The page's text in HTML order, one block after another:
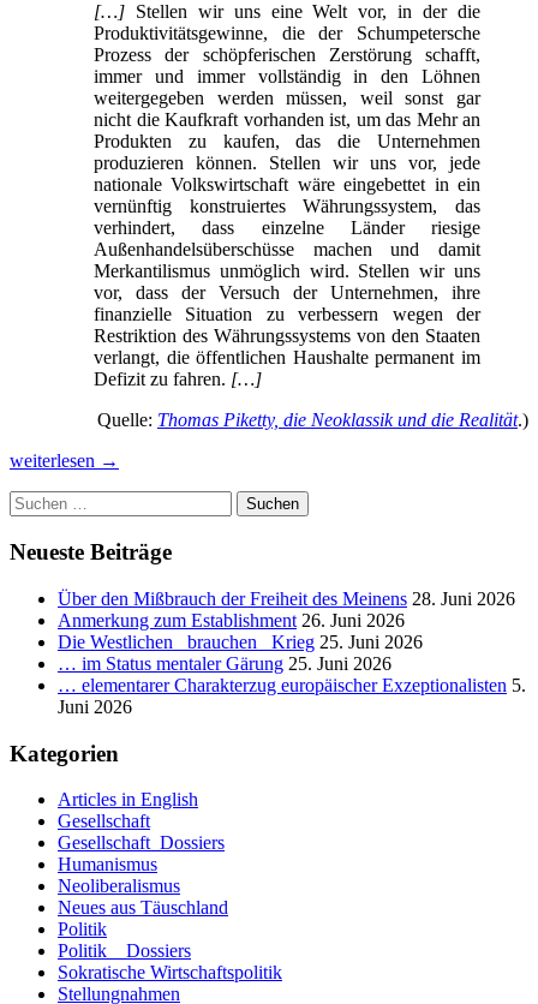
[…] Stellen wir uns eine Welt vor, in der die
Produktivitätsgewinne, die der Schumpetersche
Prozess der schöpferischen Zerstörung schafft,
immer und immer vollständig in den Löhnen
weitergegeben werden müssen, weil sonst gar
nicht die Kaufkraft vorhanden ist, um das Mehr an
Produkten zu kaufen, das die Unternehmen
produzieren können. Stellen wir uns vor, jede
nationale Volkswirtschaft wäre eingebettet in ein
vernünftig konstruiertes Währungssystem, das
verhindert, dass einzelne Länder riesige
Außenhandelsüberschüsse machen und damit
Merkantilismus unmöglich wird. Stellen wir uns
vor, dass der Versuch der Unternehmen, ihre
finanzielle Situation zu verbessern wegen der
Restriktion des Währungssystems von den Staaten
verlangt, die öffentlichen Haushalte permanent im
Defizit zu fahren. […]
Quelle: Thomas Piketty, die Neoklassik und die Realität.)
Wer
Marktwirtschaft
sollte
folgendes
bedenken
weiterlesen →
Suchen
nach:
Neueste Beiträge
Über den Mißbrauch der Freiheit des Meinens 28. Juni 2026
Anmerkung zum Establishment 26. Juni 2026
Die Westlichen _brauchen_ Krieg 25. Juni 2026
… im Status mentaler Gärung 25. Juni 2026
… elementarer Charakterzug europäischer Exzeptionalisten 5.
Juni 2026
Kategorien
Articles in English
Gesellschaft
Gesellschaft_Dossiers
Humanismus
Neoliberalismus
Neues aus Täuschland
Politik
Politik _ Dossiers
Sokratische Wirtschaftspolitik
Stellungnahmen